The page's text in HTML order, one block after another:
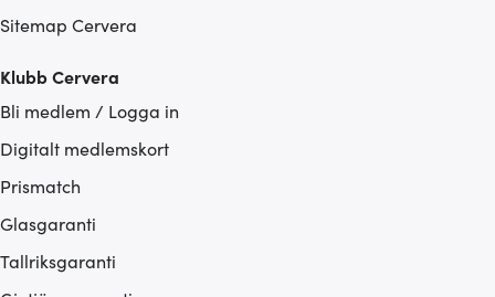
Sitemap Cervera
Klubb Cervera
Bli medlem / Logga in
Digitalt medlemskort
Prismatch
Glasgaranti
Tallriksgaranti